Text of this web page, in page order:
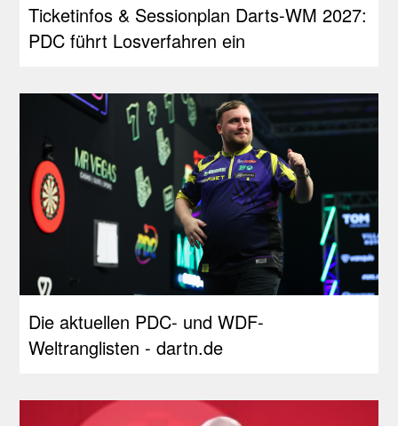
Ticketinfos & Sessionplan Darts-WM 2027:
PDC führt Losverfahren ein
Die aktuellen PDC- und WDF-
Weltranglisten - dartn.de